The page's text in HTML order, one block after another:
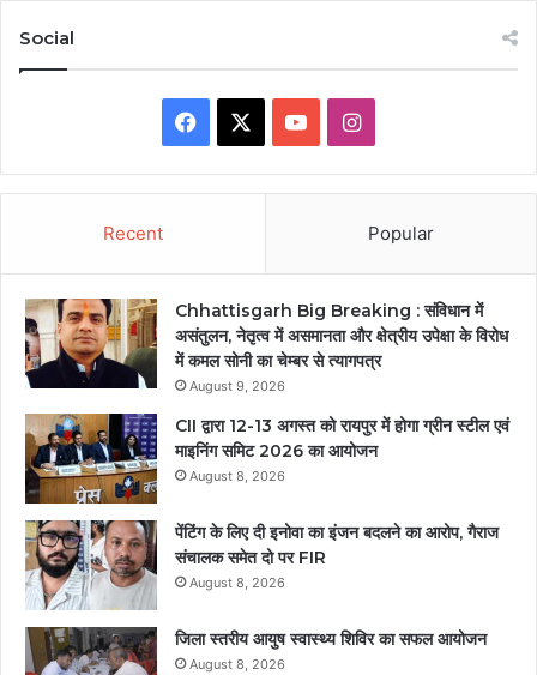
Social
Facebook YouTubeInstagram
Recent Popular
Chhattisgarh Big Breaking : संविधान में
असंतुलन, नेतृत्व में असमानता और क्षेत्रीय उपेक्षा के विरोध
में कमल सोनी का चेम्बर से त्यागपत्र
August 9, 2026
CII द्वारा 12-13 अगस्त को रायपुर में होगा ग्रीन स्टील एवं
माइनिंग समिट 2026 का आयोजन
August 8, 2026
पेंटिंग के लिए दी इनोवा का इंजन बदलने का आरोप, गैराज
संचालक समेत दो पर FIR
August 8, 2026
जिला स्तरीय आयुष स्वास्थ्य शिविर का सफल आयोजन
August 8, 2026